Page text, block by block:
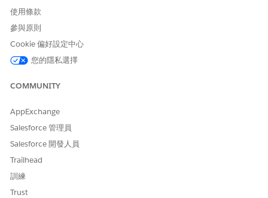
ObjectRelationshipHierarachy 中繼資料 API，對應來源和目
標物件之間的自訂欄位。如果商機轉換為機會，當「商機條列項
目」和「偏好賣方」記錄轉換為「機會條列項目」和「偏好賣
方」記錄時，系統會自訂填入這些自訂欄位的值。
當商機轉換為機會時，相關的「商機條列項目」和「商機偏好賣
錄。處理機會的經銷商可以輕鬆提及商機感興趣的產品、商機想
整個機會生命週期中持續提供商機資訊，可以確保與客戶進行目
標明確且有效的參與。
將商機或機會散佈至經銷商群組
汽車原始設備製造商 (OEM) 可以根據商機有興趣的項目類型或
偏好的經銷商類型等資訊，將商機或機會散佈至經銷商群組。使
使用條款
參與原則
Cookie 偏好設定中心
您的隱私選擇
COMMUNITY
AppExchange
Salesforce 管理員
Salesforce 開發人員
Trailhead
訓練
Trust